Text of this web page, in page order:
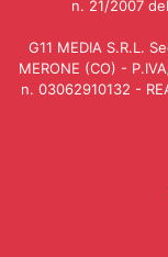
n. 21/2007
G11 MEDIA S.R.L.
MERONE (CO) -
n. 03062910132 -